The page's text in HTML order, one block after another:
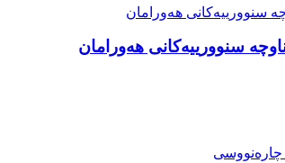
سنوورییەکانی هەورامان